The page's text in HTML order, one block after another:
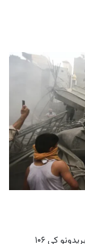
اسرائیلي ځواکونو د غزې په بېلا بېلو سیمو په تازه بریدونو کې ۱۰۶